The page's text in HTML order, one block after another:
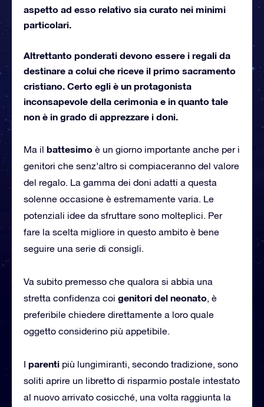
aspetto ad esso relativo sia curato nei minimi
particolari.
Altrettanto ponderati devono essere i regali da
destinare a colui che riceve il primo sacramento
cristiano. Certo egli è un protagonista
inconsapevole della cerimonia e in quanto tale
non è in grado di apprezzare i doni.
Ma il battesimo è un giorno importante anche per i
genitori che senz’altro si compiaceranno del valore
del regalo. La gamma dei doni adatti a questa
solenne occasione è estremamente varia. Le
potenziali idee da sfruttare sono molteplici. Per
fare la scelta migliore in questo ambito è bene
seguire una serie di consigli.
Va subito premesso che qualora si abbia una
stretta confidenza coi genitori del neonato, è
preferibile chiedere direttamente a loro quale
oggetto considerino più appetibile.
I parenti più lungimiranti, secondo tradizione, sono
soliti aprire un libretto di risparmio postale intestato
al nuovo arrivato cosicché, una volta raggiunta la